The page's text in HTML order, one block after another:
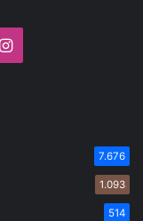
Instagram
7.676
1.093
514